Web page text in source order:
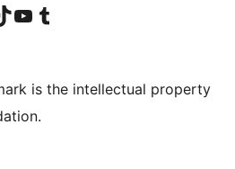
Instagram
страницу в LinkedIn
нашу учётную запись в TikTok
Посетите наш канал YouTube
Посетите нашу учётную запись в Tumblr
is the intellectual property